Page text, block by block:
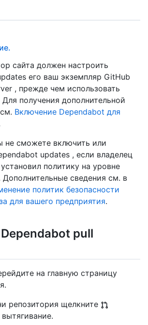
сайта должен настроить
его ваш экземпляр GitHub
, прежде чем использовать
получения дополнительной
Включение Dependabot для
не сможете включить или
updates , если владелец
политику на уровне
Дополнительные сведения см. в
политик безопасности
для вашего предприятия.
pull
на главную страницу
репозитория щелкните
вытягивание.